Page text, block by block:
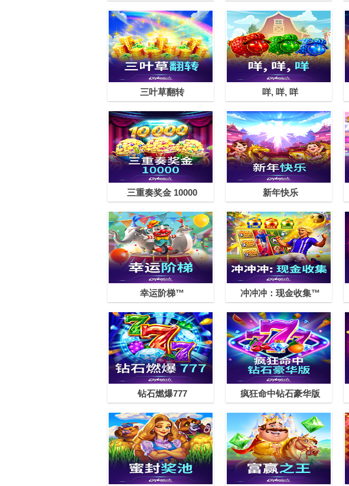
三叶草翻转 咩, 咩, 咩
三重奏奖金 10000 新年快乐
幸运阶梯™ 冲冲冲：现金收集™
钻石燃爆777 疯狂命中钻石豪华版